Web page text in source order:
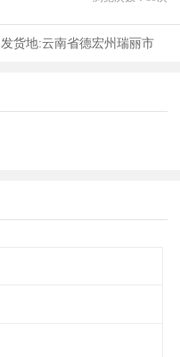
发货地:云南省德宏州瑞丽市